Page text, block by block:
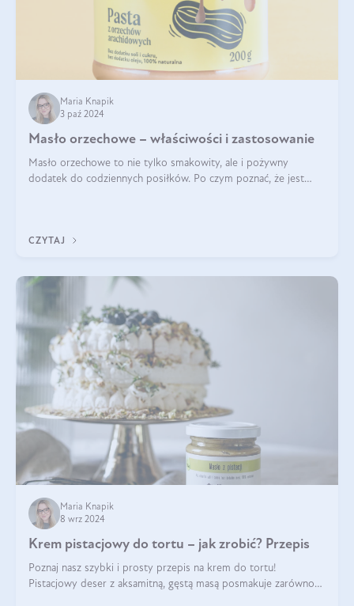
Maria Knapik
3 paź 2024
Masło orzechowe – właściwości i zastosowanie
Masło orzechowe to nie tylko smakowity, ale i pożywny
dodatek do codziennych posiłków. Po czym poznać, że jest
CZYTAJ
Maria Knapik
8 wrz 2024
Krem pistacjowy do tortu – jak zrobić? Przepis
Poznaj nasz szybki i prosty przepis na krem do tortu!
Pistacjowy deser z aksamitną, gęstą masą posmakuje zarówno